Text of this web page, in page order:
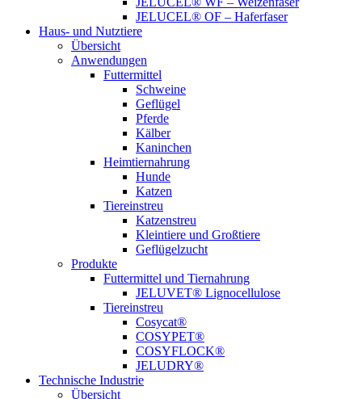
JELUCEL® OF – Haferfaser
Haus- und Nutztiere
Übersicht
Anwendungen
Futtermittel
Schweine
Geflügel
Pferde
Kälber
Kaninchen
Heimtiernahrung
Hunde
Katzen
Tiereinstreu
Katzenstreu
Kleintiere und Großtiere
Geflügelzucht
Produkte
Futtermittel und Tiernahrung
JELUVET® Lignocellulose
Tiereinstreu
Cosycat®
COSYPET®
COSYFLOCK®
JELUDRY®
Technische Industrie
Übersicht